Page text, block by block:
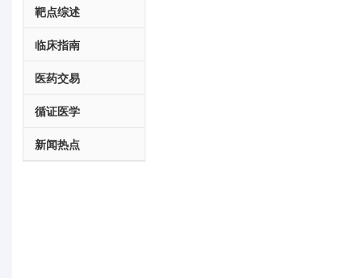
靶点综述
临床指南
医药交易
循证医学
新闻热点